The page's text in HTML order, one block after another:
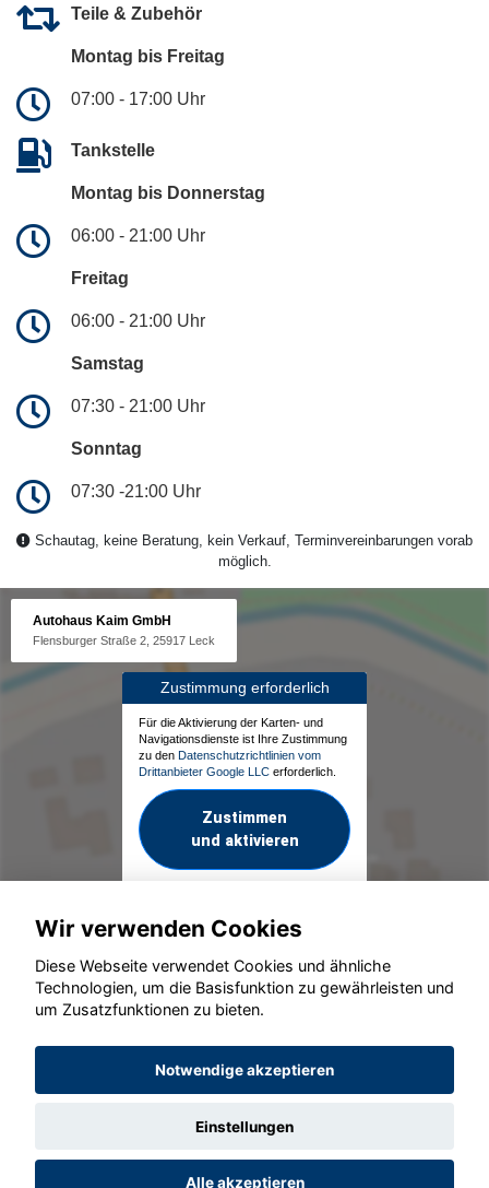
Teile & Zubehör
Montag bis Freitag
07:00 - 17:00 Uhr
Tankstelle
Montag bis Donnerstag
06:00 - 21:00 Uhr
Freitag
06:00 - 21:00 Uhr
Samstag
07:30 - 21:00 Uhr
Sonntag
07:30 -21:00 Uhr
Schautag, keine Beratung, kein Verkauf, Terminvereinbarungen vorab
möglich.
Autohaus Kaim GmbH
Flensburger Straße 2, 25917 Leck
Zustimmung erforderlich
Für die Aktivierung der Karten- und
Navigationsdienste ist Ihre Zustimmung
zu den Datenschutzrichtlinien vom
Drittanbieter Google LLC erforderlich.
Zustimmen
und aktivieren
© konjunkturmotor.de GmbH 2020 - 2026
Wir verwenden Cookies
Diese Webseite verwendet Cookies und ähnliche
Technologien, um die Basisfunktion zu gewährleisten und
um Zusatzfunktionen zu bieten.
Notwendige akzeptieren
Einstellungen
Alle akzeptieren